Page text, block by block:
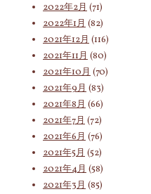
2022年2月 (71)
2022年1月 (82)
2021年12月 (116)
2021年11月 (80)
2021年10月 (70)
2021年9月 (83)
2021年8月 (66)
2021年7月 (72)
2021年6月 (76)
2021年5月 (52)
2021年4月 (58)
2021年3月 (85)